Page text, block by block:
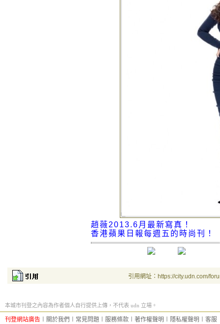
趙薇2013.6月最新寫真！
香港蘋果日報每週五的時尚刊！
引用網址：https://city.udn.com/
本城市刊登之內容為作者個人自行提供上傳，不代表 udn 立場。
刊登網站廣告 關於我們 常見問題 服務條款 著作權聲明 隱私權聲明 客服